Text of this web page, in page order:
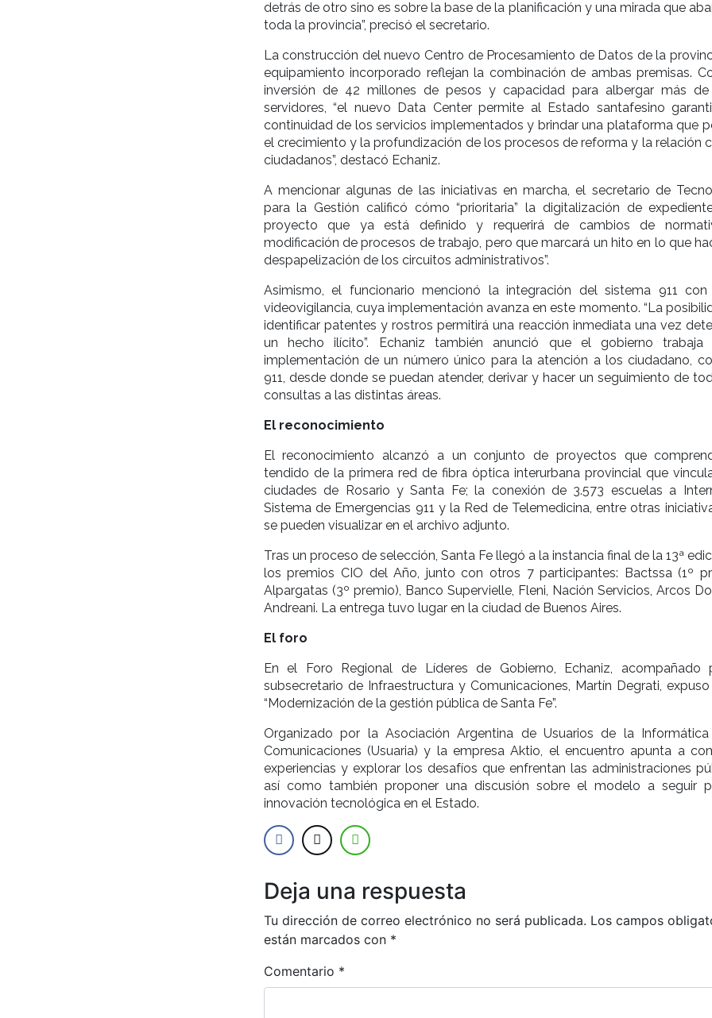
detrás de otro sino es sobre la base de la planificación y una mirada que
toda la provincia”, precisó el secretario.
La construcción del nuevo Centro de Procesamiento de Datos de la
equipamiento incorporado reflejan la combinación de ambas premisas.
inversión de 42 millones de pesos y capacidad para albergar más de
servidores, “el nuevo Data Center permite al Estado santafesino
continuidad de los servicios implementados y brindar una plataforma que
el crecimiento y la profundización de los procesos de reforma y la relación
ciudadanos”, destacó Echaniz.
A mencionar algunas de las iniciativas en marcha, el secretario de
para la Gestión calificó cómo “prioritaria” la digitalización de
proyecto que ya está definido y requerirá de cambios de
modificación de procesos de trabajo, pero que marcará un hito en lo que
despapelización de los circuitos administrativos”.
Asimismo, el funcionario mencionó la integración del sistema 911
videovigilancia, cuya implementación avanza en este momento. “La
identificar patentes y rostros permitirá una reacción inmediata una vez
un hecho ilícito”. Echaniz también anunció que el gobierno
implementación de un número único para la atención a los ciudadano,
911, desde donde se puedan atender, derivar y hacer un seguimiento de
consultas a las distintas áreas.
El reconocimiento
El reconocimiento alcanzó a un conjunto de proyectos que
tendido de la primera red de fibra óptica interurbana provincial que
ciudades de Rosario y Santa Fe; la conexión de 3.573 escuelas a
Sistema de Emergencias 911 y la Red de Telemedicina, entre otras
se pueden visualizar en el archivo adjunto.
Tras un proceso de selección, Santa Fe llegó a la instancia final de la 13ª
los premios CIO del Año, junto con otros 7 participantes: Bactssa (1º
Alpargatas (3º premio), Banco Supervielle, Fleni, Nación Servicios, Arcos
Andreani. La entrega tuvo lugar en la ciudad de Buenos Aires.
El foro
En el Foro Regional de Líderes de Gobierno, Echaniz, acompañado
subsecretario de Infraestructura y Comunicaciones, Martín Degrati,
“Modernización de la gestión pública de Santa Fe”.
Organizado por la Asociación Argentina de Usuarios de la
Comunicaciones (Usuaria) y la empresa Aktio, el encuentro apunta a
experiencias y explorar los desafíos que enfrentan las administraciones
así como también proponer una discusión sobre el modelo a seguir
innovación tecnológica en el Estado.
Deja una respuesta
Tu dirección de correo electrónico no será publicada. Los campos
están marcados con *
Comentario *